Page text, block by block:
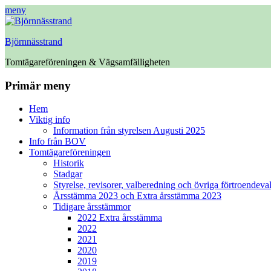
meny
Björnnässtrand
Tomtägareföreningen & Vägsamfälligheten
Facebook
Primär meny
HoppaHem
Viktig info
Information från styrelsen Augusti 2025
Info från BOV
Tomtägareföreningen
Historik
Stadgar
Styrelse, revisorer, valberedning och övriga
Årsstämma 2023 och Extra årsstämma 2023
Tidigare årsstämmor
2022 Extra årsstämma
2022
2021
2020
2019